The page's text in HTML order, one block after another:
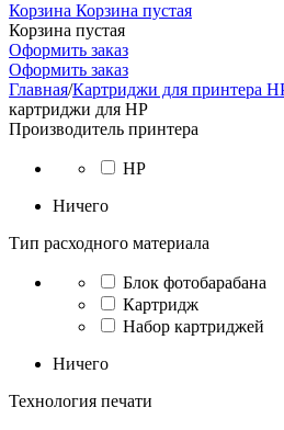
Корзина Корзина пустая
Корзина пустая
Оформить заказ
Оформить заказ
Главная/Картриджи для принтера
картриджи для HP
Производитель принтера
HP
Ничего
Тип расходного материала
Блок фотобарабана
Картридж
Набор картриджей
Ничего
Технология печати